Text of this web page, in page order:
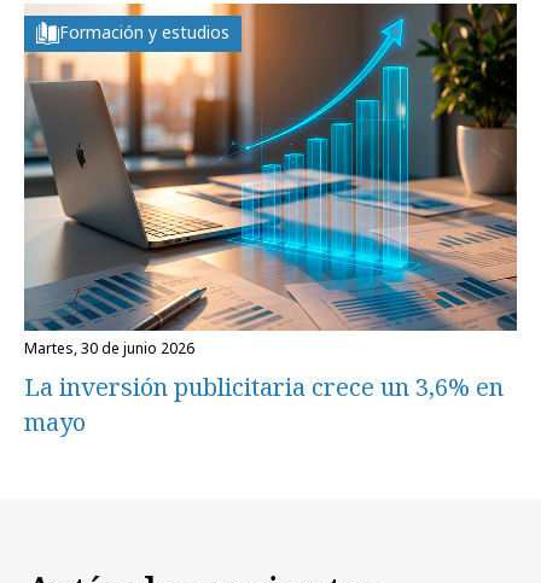
Formación y estudios
martes, 30 de junio 2026
La inversión publicitaria crece un 3,6% en
mayo